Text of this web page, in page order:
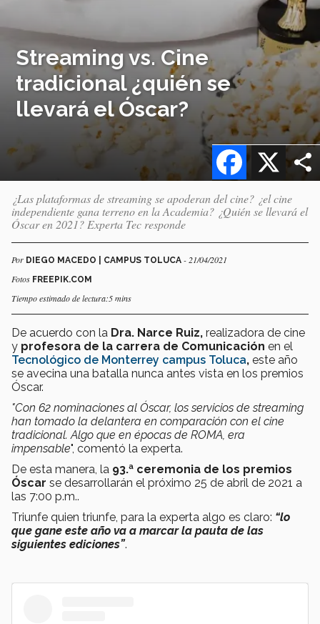
Streaming vs. Cine
tradicional ¿quién se
llevará el Óscar?
X
Facebook
¿Las plataformas de streaming se apoderan del cine? ¿el cine
independiente gana terreno en la Academia? ¿Quién se llevará el
Óscar en 2021? Experta Tec responde
Por DIEGO MACEDO | CAMPUS TOLUCA - 21/04/2021
Fotos FREEPIK.COM
Tiempo estimado de lectura:5 mins
De acuerdo con la Dra. Narce Ruiz, realizadora de cine
y profesora de la carrera de Comunicación en el
Tecnológico de Monterrey campus Toluca, este año
se avecina una batalla nunca antes vista en los premios
Óscar.
"Con 62 nominaciones al Óscar, los servicios de streaming
han tomado la delantera en comparación con el cine
tradicional. Algo que en épocas de ROMA, era
impensable", comentó la experta.
De esta manera, la 93.ª ceremonia de los premios
Óscar se desarrollarán el próximo 25 de abril de 2021 a
las 7:00 p.m..
Triunfe quien triunfe, para la experta algo es claro: “lo
que gane este año va a marcar la pauta de las
siguientes ediciones”.